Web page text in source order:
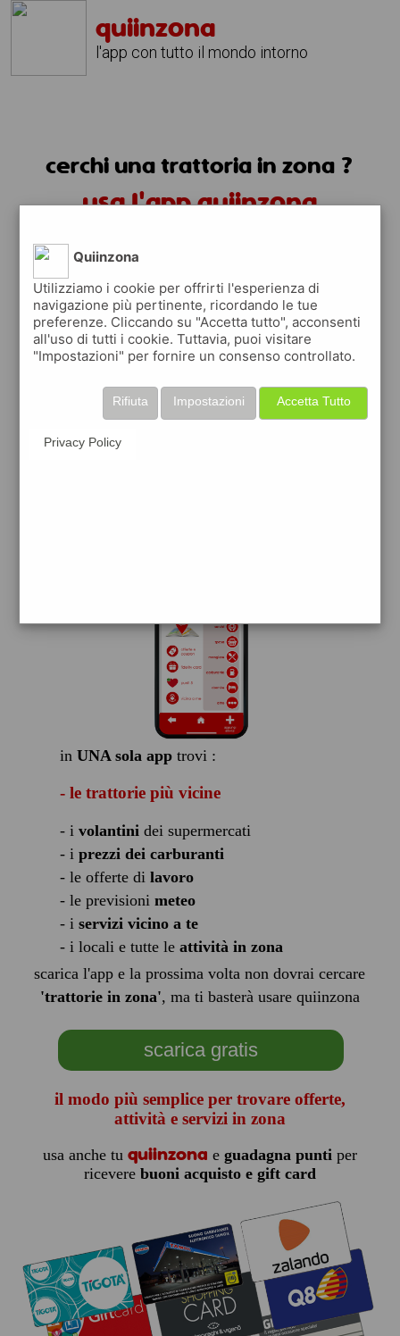
quiinzona
l'app con tutto il mondo intorno
cerchi una trattoria in zona ?
usa l'app quiinzona
trattorie in zona
trovi le trattorie in zona e tutti i posti
dove mangiare vicino a te
in UNA sola apptrovi :
- le trattorie più vicine
- i volantinidei supermercati
- i prezzi dei carburanti
- le offerte di lavoro
- le previsioni meteo
- i servizi vicino a te
- i locali e tutte le attività in zona
scarica l'app e la prossima volta non dovrai cercare
'trattorie in zona', ma ti basterà usare quiinzona
scarica gratis
il modo più semplice per trovare offerte,
attività e servizi in zona
usa anche tu quiinzona e guadagna puntiper
ricevere buoni acquisto e gift card
Quiinzona
Utilizziamo i cookie per offrirti l'esperienza di
navigazione più pertinente, ricordando le tue
preferenze. Cliccando su "Accetta tutto", acconsenti
all'uso di tutti i cookie. Tuttavia, puoi visitare
"Impostazioni" per fornire un consenso controllato.
Accetta Tutto
Impostazioni
Rifiuta
Privacy Policy